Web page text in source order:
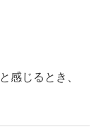
感じるとき、